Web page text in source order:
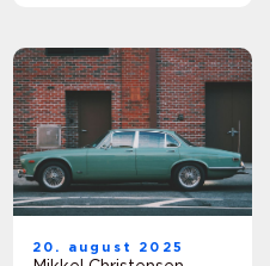
20. august 2025